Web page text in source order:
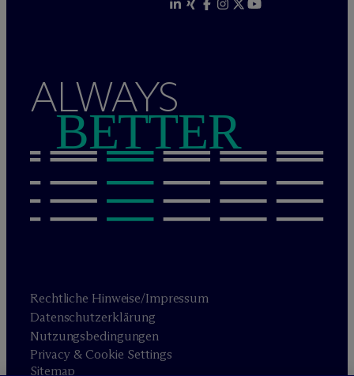
ALWAYS
BETTER
Rechtliche Hinweise/Impressum
Datenschutzerklärung
Nutzungsbedingungen
Privacy & Cookie Settings
Sitemap